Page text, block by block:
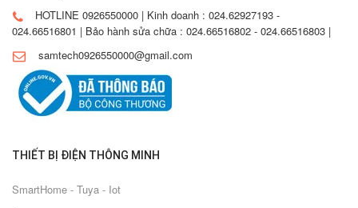
HOTLINE 0926550000 | Kinh doanh : 024.62927193 -
024.66516801 | Bảo hành sửa chữa : 024.66516802 - 024.66516803 |
samtech0926550000@gmail.com
THIẾT BỊ ĐIỆN THÔNG MINH
SmartHome - Tuya - Iot